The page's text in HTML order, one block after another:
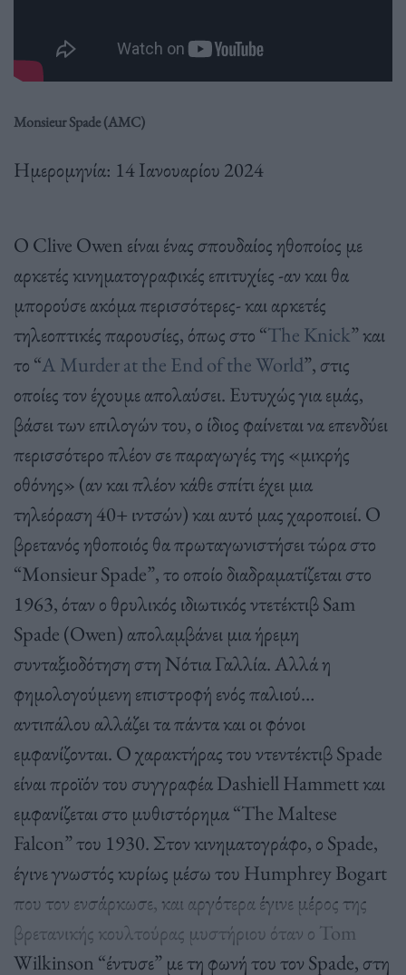
Monsieur Spade (AMC)
Ημερομηνία: 14 Ιανουαρίου 2024
Ο Clive Owen είναι ένας σπουδαίος ηθοποίος με
αρκετές κινηματογραφικές επιτυχίες -αν και θα
μπορούσε ακόμα περισσότερες- και αρκετές
τηλεοπτικές παρουσίες, όπως στο “The Knick” και
το “A Murder at the End of the World”, στις
οποίες τον έχουμε απολαύσει. Ευτυχώς για εμάς,
βάσει των επιλογών του, ο ίδιος φαίνεται να επενδύει
περισσότερο πλέον σε παραγωγές της «μικρής
οθόνης» (αν και πλέον κάθε σπίτι έχει μια
τηλεόραση 40+ ιντσών) και αυτό μας χαροποιεί. Ο
βρετανός ηθοποιός θα πρωταγωνιστήσει τώρα στο
“Monsieur Spade”, το οποίο διαδραματίζεται στο
1963, όταν ο θρυλικός ιδιωτικός ντετέκτιβ Sam
Spade (Owen) απολαμβάνει μια ήρεμη
συνταξιοδότηση στη Νότια Γαλλία. Αλλά η
φημολογούμενη επιστροφή ενός παλιού…
αντιπάλου αλλάζει τα πάντα και οι φόνοι
εμφανίζονται. Ο χαρακτήρας του ντεντέκτιβ Spade
είναι προϊόν του συγγραφέα Dashiell Hammett και
εμφανίζεται στο μυθιστόρημα “The Maltese
Falcon” του 1930. Στον κινηματογράφο, ο Spade,
έγινε γνωστός κυρίως μέσω του Humphrey Bogart
που τον ενσάρκωσε, και αργότερα έγινε μέρος της
βρετανικής κουλτούρας μυστήριου όταν ο Tom
Wilkinson “έντυσε” με τη φωνή του τον Spade, στη